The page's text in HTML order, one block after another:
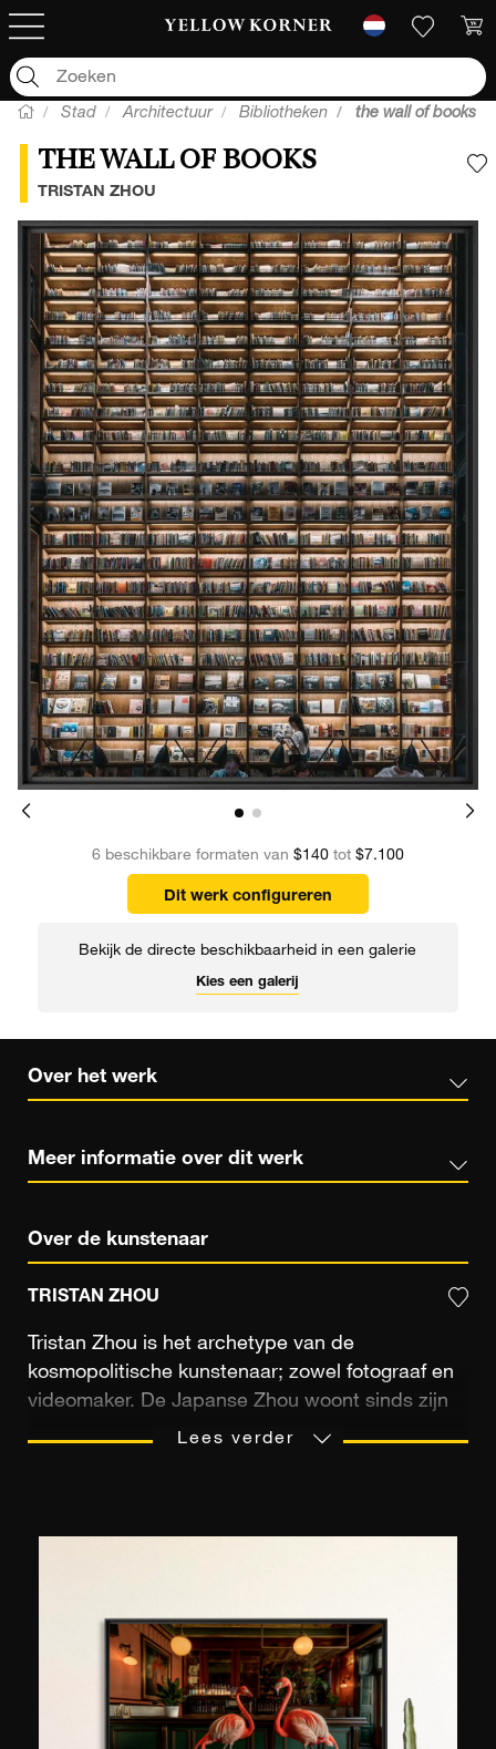
Stad Architectuur Bibliotheken the wall of books
THE WALL OF BOOKS
TRISTAN ZHOU
6 beschikbare formaten van $140 tot $7.100
Dit werk configureren
Bekijk de directe beschikbaarheid in een galerie
Kies een galerij
Over het werk
Meer informatie over dit werk
Over de kunstenaar
TRISTAN ZHOU
Tristan Zhou is het archetype van de
kosmopolitische kunstenaar; zowel fotograaf en
videomaker. De Japanse Zhou woont sinds zijn
elfde in China. Na zijn afstuderen aan het
de megasteden van zijn geboortestreek. "Ik
waardeer vooral de rijke cultuur die in de meeste
Aziatische steden te vinden is," legt hij uit, "veel
steden in Azië zijn overbevolkt, zoals Hong Kong
Lees verder